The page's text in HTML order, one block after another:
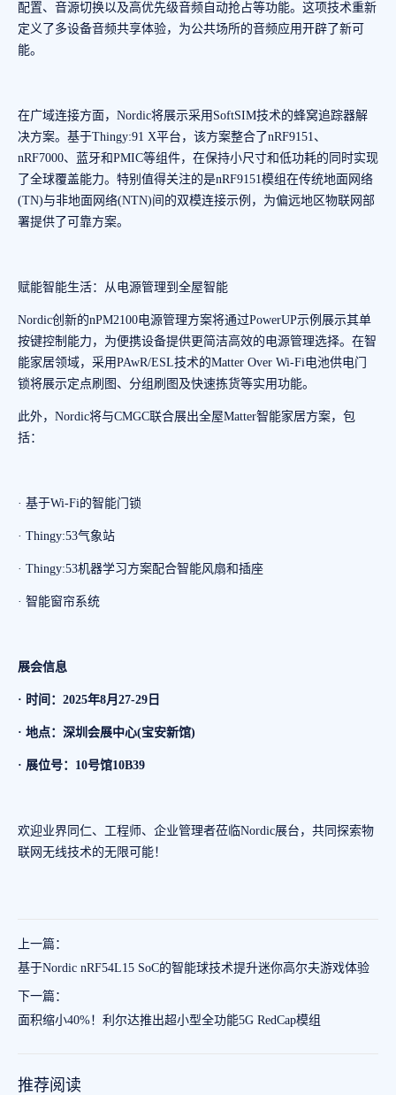
配置、音源切换以及高优先级音频自动抢占等功能。这项技术重新
定义了多设备音频共享体验，为公共场所的音频应用开辟了新可
能。
在广域连接方面，Nordic将展示采用SoftSIM技术的蜂窝追踪器解
决方案。基于Thingy:91 X平台，该方案整合了nRF9151、
nRF7000、蓝牙和PMIC等组件，在保持小尺寸和低功耗的同时实现
了全球覆盖能力。特别值得关注的是nRF9151模组在传统地面网络
(TN)与非地面网络(NTN)间的双模连接示例，为偏远地区物联网部
署提供了可靠方案。
赋能智能生活：从电源管理到全屋智能
Nordic创新的nPM2100电源管理方案将通过PowerUP示例展示其单
按键控制能力，为便携设备提供更简洁高效的电源管理选择。在智
能家居领域，采用PAwR/ESL技术的Matter Over Wi-Fi电池供电门
锁将展示定点刷图、分组刷图及快速拣货等实用功能。
此外，Nordic将与CMGC联合展出全屋Matter智能家居方案，包
括：
· 基于Wi-Fi的智能门锁
· Thingy:53气象站
· Thingy:53机器学习方案配合智能风扇和插座
· 智能窗帘系统
展会信息
· 时间：2025年8月27-29日
· 地点：深圳会展中心(宝安新馆)
· 展位号：10号馆10B39
欢迎业界同仁、工程师、企业管理者莅临Nordic展台，共同探索物
联网无线技术的无限可能！
上一篇：
基于Nordic nRF54L15 SoC的智能球技术提升迷你高尔夫游戏体验
下一篇：
面积缩小40%！利尔达推出超小型全功能5G RedCap模组
推荐阅读